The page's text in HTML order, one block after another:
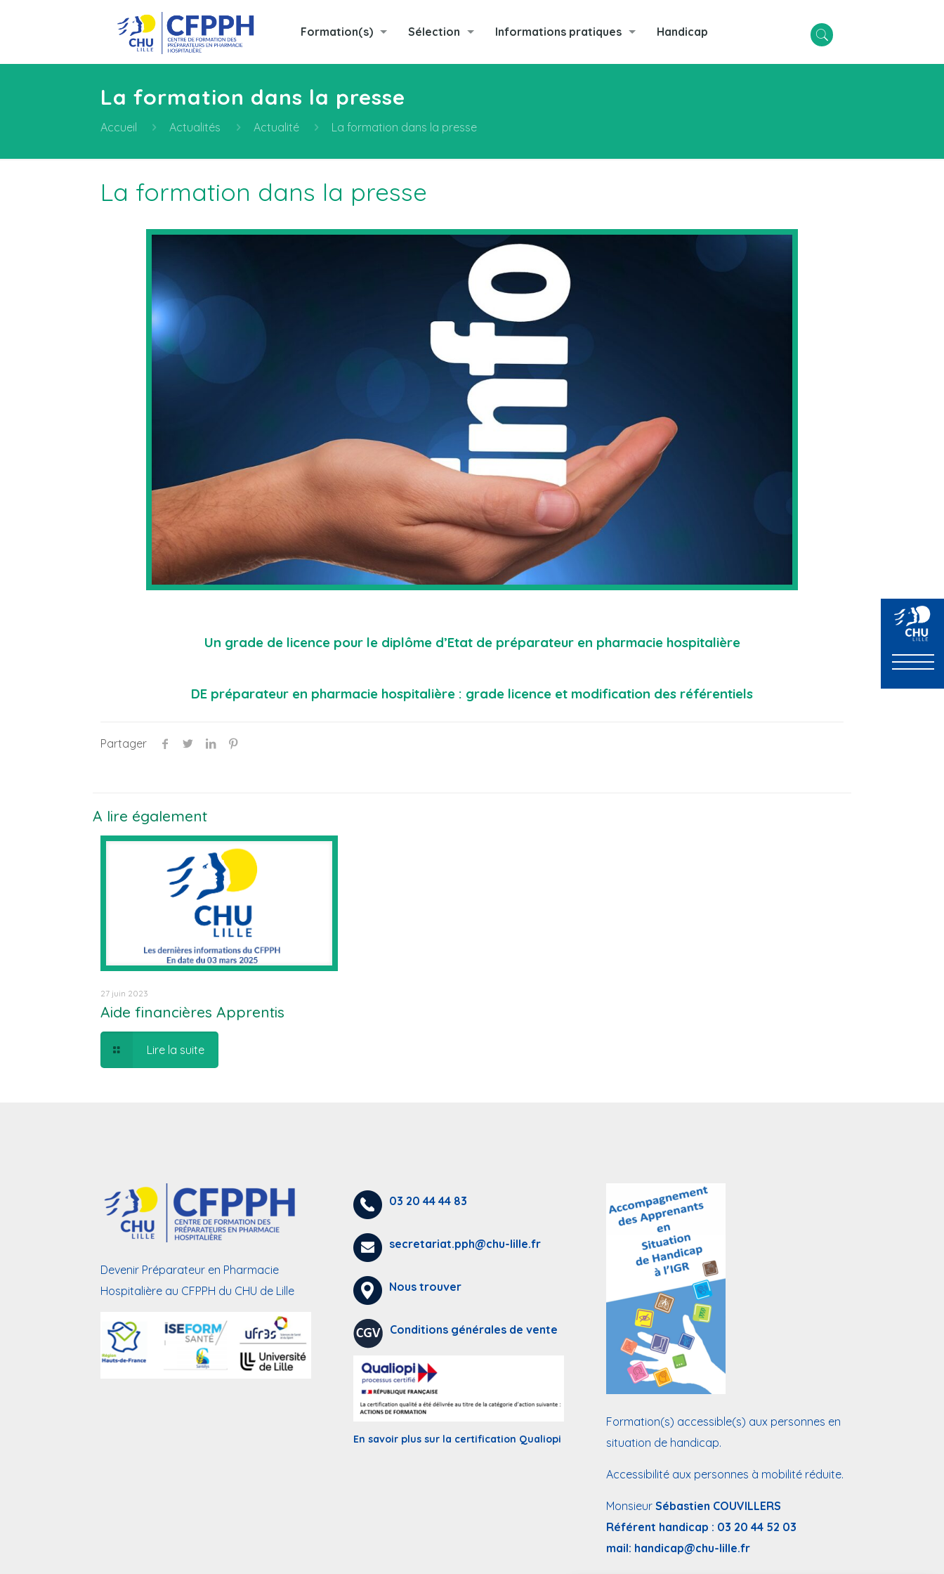
Formation(s) Sélection Informations pratiques Handicap
La formation dans la presse
Accueil Actualités Actualité La formation dans la presse
La formation dans la presse
Un grade de licence pour le diplôme d’Etat de préparateur en pharmacie hospitalière
DE préparateur en pharmacie hospitalière : grade licence et modification des référentiels
Partager
A lire également
27 juin 2023
Aide financières Apprentis
Lire la suite
Devenir Préparateur en Pharmacie
Hospitalière au CFPPH du CHU de Lille
03 20 44 44 83
secretariat.pph@chu-lille.fr
Nous trouver
Conditions générales de vente
En savoir plus sur la certification Qualiopi
Formation(s) accessible(s) aux personnes en
situation de handicap.
Accessibilité aux personnes à mobilité réduite.
Monsieur Sébastien COUVILLERS
Référent handicap : 03 20 44 52 03
mail: handicap@chu-lille.fr